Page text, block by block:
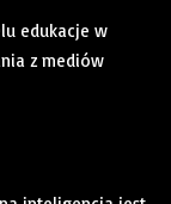
edukacje w
z mediów